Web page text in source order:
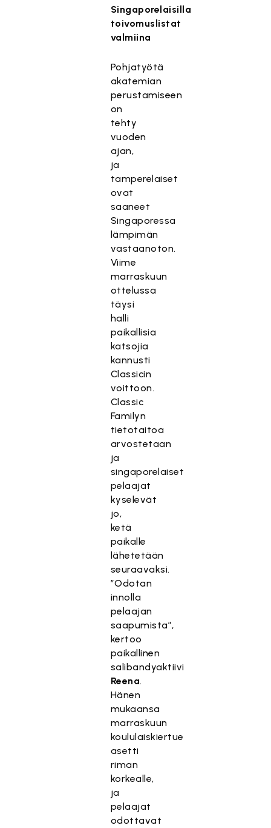
Singaporelaisilla
toivomuslistat
valmiina
Pohjatyötä
akatemian
perustamiseen
on
tehty
vuoden
ajan,
ja
tamperelaiset
ovat
saaneet
Singaporessa
lämpimän
vastaanoton.
Viime
marraskuun
ottelussa
täysi
halli
paikallisia
katsojia
kannusti
Classicin
voittoon.
Classic
Familyn
tietotaitoa
arvostetaan
ja
singaporelaiset
pelaajat
kyselevät
jo,
ketä
paikalle
lähetetään
seuraavaksi.
”Odotan
innolla
pelaajan
saapumista”,
kertoo
paikallinen
salibandyaktiivi
Reena.
Hänen
mukaansa
marraskuun
koululaiskiertue
asetti
riman
korkealle,
ja
pelaajat
odottavat